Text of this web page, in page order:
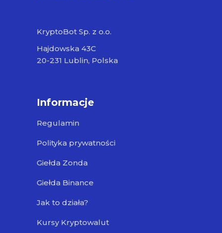
KryptoBot Sp. z o.o.
Hajdowska 43C
20-231 Lublin, Polska
Informacje
Regulamin
Polityka prywatności
Giełda Zonda
Giełda Binance
Jak to działa?
Kursy Kryptowalut